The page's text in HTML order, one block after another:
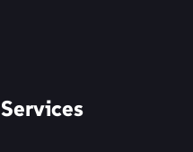
Services